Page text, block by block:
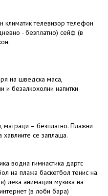
телевизор телефон
- безплатно) сейф (в
на шведска маса,
и безалкохолни напитки
матраци – безплатно. Плажни
хавлиите се заплаща.
водна гимнастика дартс
на плажа баскетбол тенис на
лека анимация музика на
(в лоби бара)